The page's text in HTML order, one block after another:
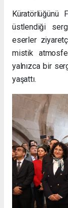
Küratörlüğünü
üstlendiği
eserler
mistik
yalnızca bir
yaşattı.